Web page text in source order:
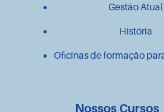
Gestão Atual
História
Oficinas de formação
Nossos Cursos